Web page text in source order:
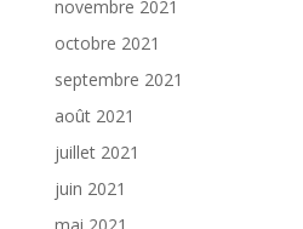
novembre 2021
octobre 2021
septembre 2021
août 2021
juillet 2021
juin 2021